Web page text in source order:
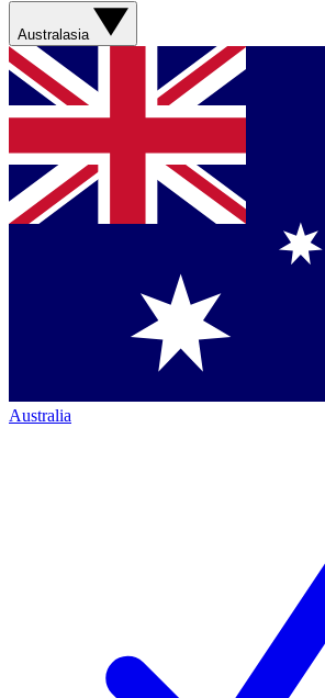
Australasia
Australia